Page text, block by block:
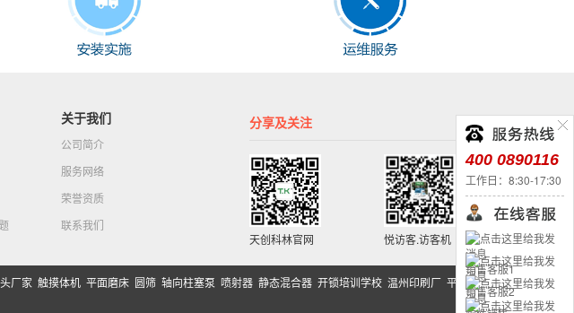
关于我们
公司简介
服务网络
荣誉资质
联系我们
分享及关注
天创科林官网 悦访客.访客机
厂家 触摸体机 平面磨床 圆筛 轴向柱塞泵 喷射器 静态混合器 开锁培训学校 温州印刷厂 平面磨床
400 0890116
工作日：8:30-17:30
销售客服1
销售客服2